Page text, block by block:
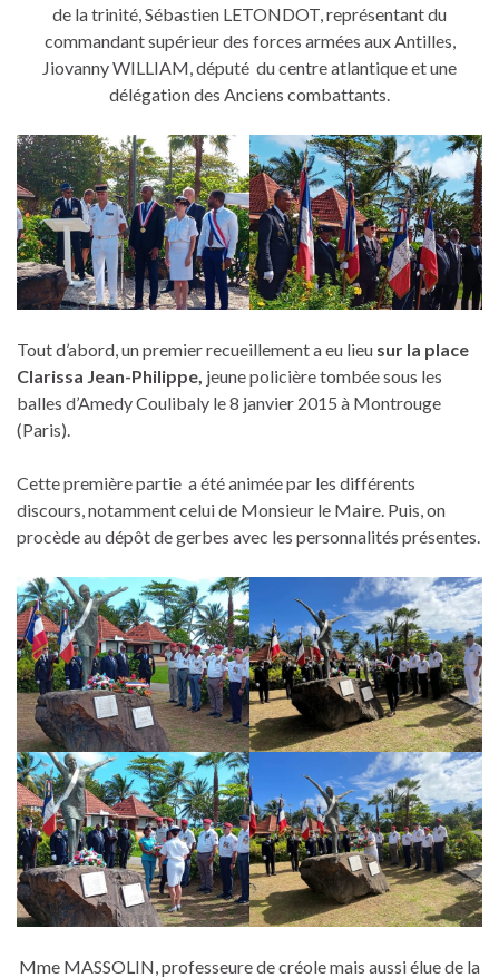
de la trinité, Sébastien LETONDOT, représentant du
commandant supérieur des forces armées aux Antilles,
Jiovanny WILLIAM, député du centre atlantique et une
délégation des Anciens combattants.
Tout d’abord, un premier recueillement a eu lieu sur la place
Clarissa Jean-Philippe, jeune policière tombée sous les
balles d’Amedy Coulibaly le 8 janvier 2015 à Montrouge
(Paris).
Cette première partie a été animée par les différents
discours, notamment celui de Monsieur le Maire. Puis, on
procède au dépôt de gerbes avec les personnalités présentes.
Mme MASSOLIN, professeure de créole mais aussi élue de la